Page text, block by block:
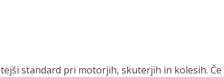
standard pri motorjih, skuterjih in kolesih. Če